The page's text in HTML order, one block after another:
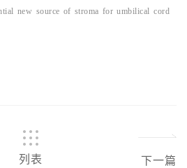
new source of stroma for umbilical cord
列表 下一篇